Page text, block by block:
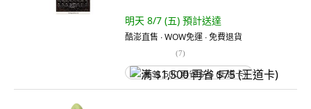
明天 8/7 (五) 預計送達
酷澎直售 ∙ WOW免運 ∙ 免費退貨
(7)
满 $1,500 再省 $75 (王道卡)